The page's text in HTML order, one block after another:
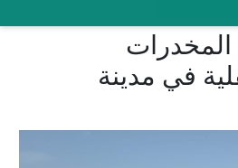
في مدينة